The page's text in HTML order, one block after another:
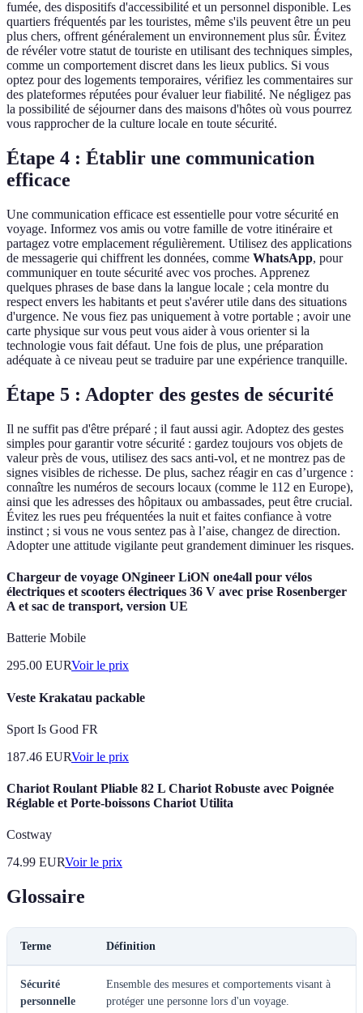
fumée, des dispositifs d'accessibilité et un personnel disponible. Les
quartiers fréquentés par les touristes, même s'ils peuvent être un peu
plus chers, offrent généralement un environnement plus sûr. Évitez
de révéler votre statut de touriste en utilisant des techniques simples,
comme un comportement discret dans les lieux publics. Si vous
optez pour des logements temporaires, vérifiez les commentaires sur
des plateformes réputées pour évaluer leur fiabilité. Ne négligez pas
la possibilité de séjourner dans des maisons d'hôtes où vous pourrez
vous rapprocher de la culture locale en toute sécurité.
Étape 4 : Établir une communication
efficace
Une communication efficace est essentielle pour votre sécurité en
voyage. Informez vos amis ou votre famille de votre itinéraire et
partagez votre emplacement régulièrement. Utilisez des applications
de messagerie qui chiffrent les données, comme WhatsApp, pour
communiquer en toute sécurité avec vos proches. Apprenez
quelques phrases de base dans la langue locale ; cela montre du
respect envers les habitants et peut s'avérer utile dans des situations
d'urgence. Ne vous fiez pas uniquement à votre portable ; avoir une
carte physique sur vous peut vous aider à vous orienter si la
technologie vous fait défaut. Une fois de plus, une préparation
adéquate à ce niveau peut se traduire par une expérience tranquille.
Étape 5 : Adopter des gestes de sécurité
Il ne suffit pas d'être préparé ; il faut aussi agir. Adoptez des gestes
simples pour garantir votre sécurité : gardez toujours vos objets de
valeur près de vous, utilisez des sacs anti-vol, et ne montrez pas de
signes visibles de richesse. De plus, sachez réagir en cas d’urgence :
connaître les numéros de secours locaux (comme le 112 en Europe),
ainsi que les adresses des hôpitaux ou ambassades, peut être crucial.
Évitez les rues peu fréquentées la nuit et faites confiance à votre
instinct ; si vous ne vous sentez pas à l’aise, changez de direction.
Adopter une attitude vigilante peut grandement diminuer les risques.
Chargeur de voyage ONgineer LiON one4all pour vélos
électriques et scooters électriques 36 V avec prise Rosenberger
A et sac de transport, version UE
Batterie Mobile
295.00 EURVoir le prix
Veste Krakatau packable
Sport Is Good FR
187.46 EURVoir le prix
Chariot Roulant Pliable 82 L Chariot Robuste avec Poignée
Réglable et Porte-boissons Chariot Utilita
Costway
74.99 EURVoir le prix
Glossaire
Terme Définition
Sécurité
personnelle
Ensemble des mesures et comportements visant à
protéger une personne lors d'un voyage.